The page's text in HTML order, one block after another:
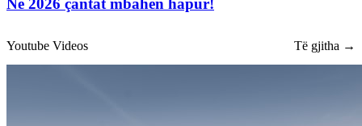
Në 2026 çantat mbahen hapur!
Youtube Videos Të gjitha →